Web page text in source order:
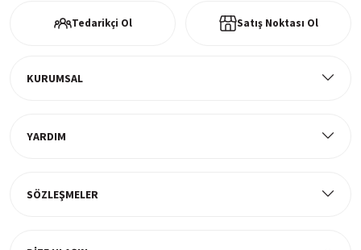
Tedarikçi Ol Satış Noktası Ol
KURUMSAL
YARDIM
SÖZLEŞMELER